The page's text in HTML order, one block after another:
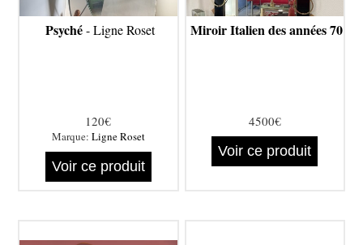
Psyché- Ligne Roset
120€
Marque: Ligne Roset
Voir ce produit
Miroir Italien des années 70
4500€
Voir ce produit